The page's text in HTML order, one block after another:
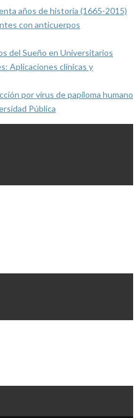
años de historia (1665-2015)
con anticuerpos
del Sueño en Universitarios
Aplicaciones clínicas y
por virus de papiloma humano
Pública